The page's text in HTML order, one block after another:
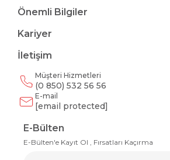
Önemli Bilgiler
Kariyer
İletişim
Müşteri Hizmetleri
(0 850) 532 56 56
E-mail
[email protected]
E-Bülten
E-Bülten'e Kayıt Ol , Fırsatları Kaçırma